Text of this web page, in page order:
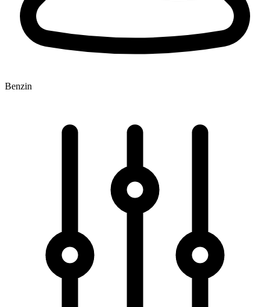
Benzin